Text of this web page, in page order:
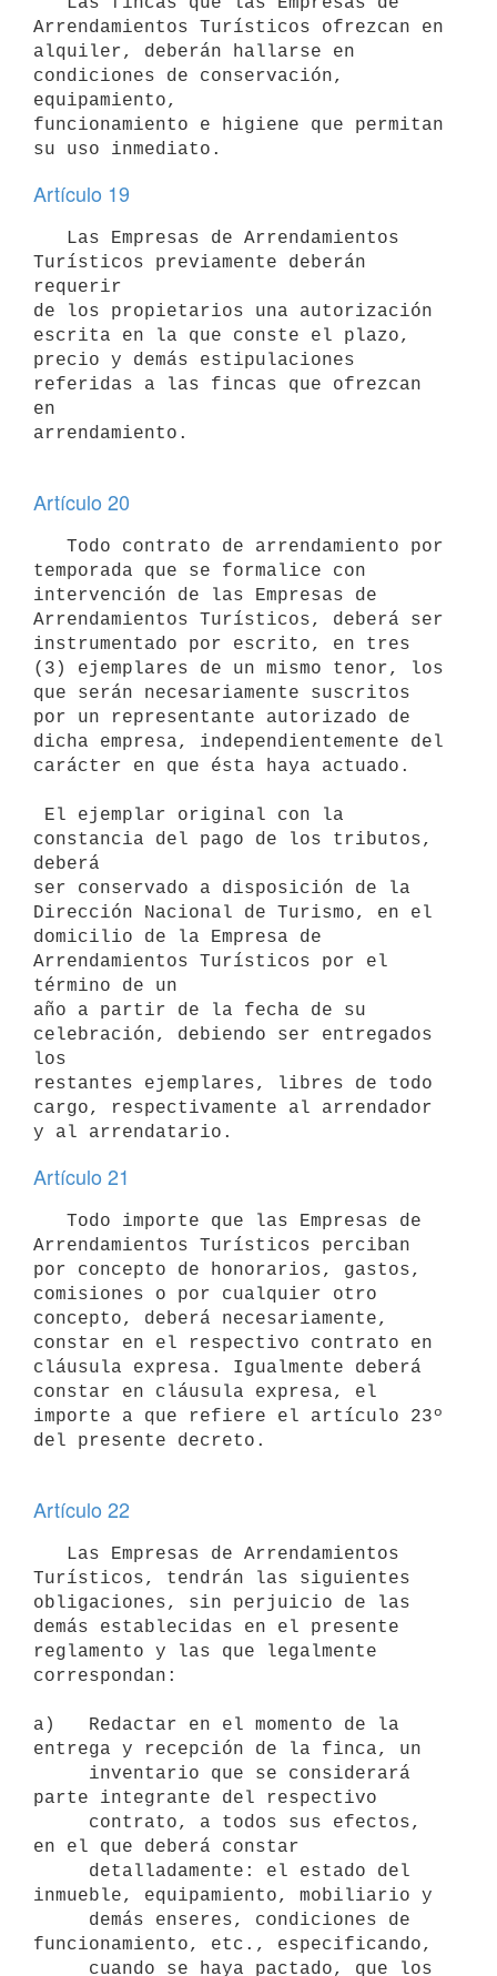
Arrendamientos Turísticos ofrezcan en
alquiler, deberán hallarse en
condiciones de conservación,
equipamiento,
funcionamiento e higiene que permitan
Artículo 19
Turísticos previamente deberán
requerir
de los propietarios una autorización
escrita en la que conste el plazo,
precio y demás estipulaciones
referidas a las fincas que ofrezcan
en
arrendamiento.
Artículo 20
temporada que se formalice con
intervención de las Empresas de
Arrendamientos Turísticos, deberá ser
instrumentado por escrito, en tres
(3) ejemplares de un mismo tenor, los
que serán necesariamente suscritos
por un representante autorizado de
dicha empresa, independientemente del
carácter en que ésta haya actuado.
constancia del pago de los tributos,
deberá
ser conservado a disposición de la
Dirección Nacional de Turismo, en el
domicilio de la Empresa de
Arrendamientos Turísticos por el
término de un
año a partir de la fecha de su
celebración, debiendo ser entregados
los
restantes ejemplares, libres de todo
cargo, respectivamente al arrendador
Artículo 21
Arrendamientos Turísticos perciban
por concepto de honorarios, gastos,
comisiones o por cualquier otro
concepto, deberá necesariamente,
constar en el respectivo contrato en
cláusula expresa. Igualmente deberá
constar en cláusula expresa, el
importe a que refiere el artículo 23º
del presente decreto.
Artículo 22
Turísticos, tendrán las siguientes
obligaciones, sin perjuicio de las
demás establecidas en el presente
reglamento y las que legalmente
correspondan:
a)   Redactar en el momento de la
entrega y recepción de la finca, un
parte integrante del respectivo
en el que deberá constar
inmueble, equipamiento, mobiliario y
funcionamiento, etc., especificando,